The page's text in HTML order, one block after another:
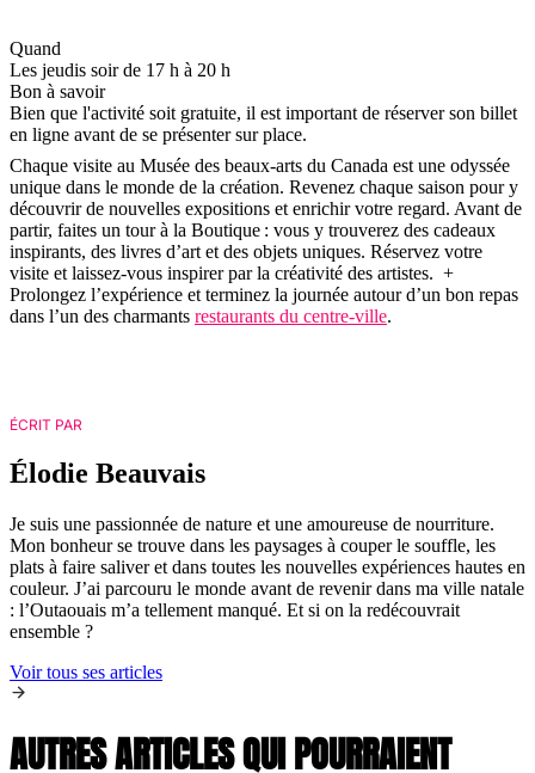
Quand
Les jeudis soir de 17 h à 20 h
Bon à savoir
Bien que l'activité soit gratuite, il est important de réserver son billet
en ligne avant de se présenter sur place.
Chaque visite au Musée des beaux-arts du Canada est une odyssée
unique dans le monde de la création. Revenez chaque saison pour y
découvrir de nouvelles expositions et enrichir votre regard. Avant de
partir, faites un tour à la Boutique : vous y trouverez des cadeaux
inspirants, des livres d’art et des objets uniques. Réservez votre
visite et laissez-vous inspirer par la créativité des artistes. +
Prolongez l’expérience et terminez la journée autour d’un bon repas
dans l’un des charmants restaurants du centre-ville.
ÉCRIT PAR
Élodie Beauvais
Je suis une passionnée de nature et une amoureuse de nourriture.
Mon bonheur se trouve dans les paysages à couper le souffle, les
plats à faire saliver et dans toutes les nouvelles expériences hautes en
couleur. J’ai parcouru le monde avant de revenir dans ma ville natale
: l’Outaouais m’a tellement manqué. Et si on la redécouvrait
ensemble ?
Voir tous ses articles
AUTRES ARTICLES QUI POURRAIENT